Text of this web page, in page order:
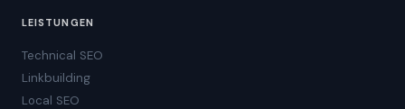
LEISTUNGEN
Technical SEO
Linkbuilding
Local SEO